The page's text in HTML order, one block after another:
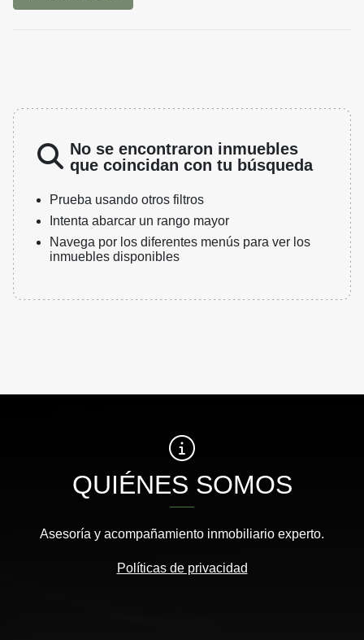
No se encontraron inmuebles
que coincidan con tu búsqueda
Prueba usando otros filtros
Intenta abarcar un rango mayor
Navega por los diferentes menús para ver los
inmuebles disponibles
QUIÉNES SOMOS
Asesoría y acompañamiento inmobiliario experto.
Políticas de privacidad